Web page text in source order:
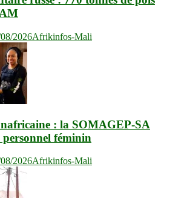
2026Afrikinfos-Mali
: la SOMAGEP-SA
personnel féminin
2026Afrikinfos-Mali